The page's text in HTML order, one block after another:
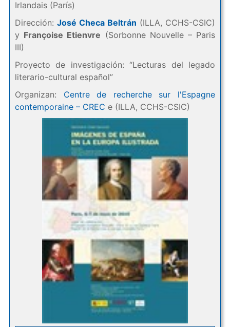
Irlandais (París)
Dirección: José Checa Beltrán (ILLA, CCHS-CSIC)
y Françoise Etienvre (Sorbonne Nouvelle – Paris
III)
Proyecto de investigación: “Lecturas del legado
literario-cultural español”
Organizan: Centre de recherche sur l'Espagne
contemporaine – CREC e (ILLA, CCHS-CSIC)